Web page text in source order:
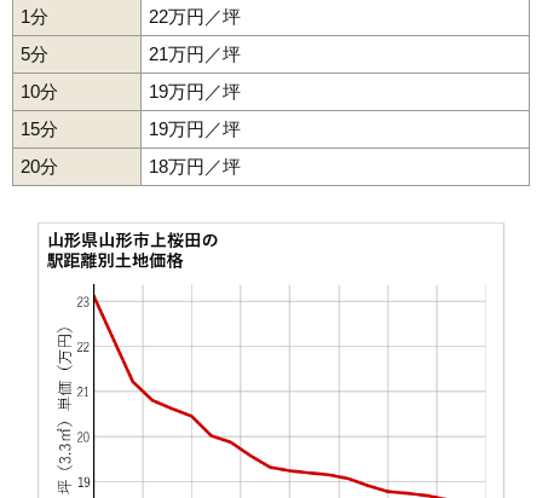
46 美畑町
47 桜田東
48 あさひ町
49 薬師町
50 西田
52 上桜田
53 東青田
飯田西 25万円 1,547万円
南四番町
大野目
24万円
青田 24万円 1,960万円
1分
22万円／坪
5分
21万円／坪
10分
19万円／坪
15分
19万円／坪
20分
18万円／坪